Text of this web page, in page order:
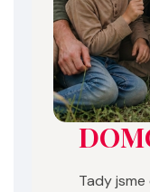
Tady jsme